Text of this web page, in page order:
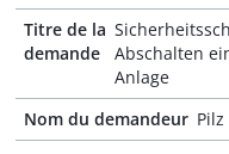
Titre de la
demande
Abschalten
Anlage
Nom du demandeur Pilz